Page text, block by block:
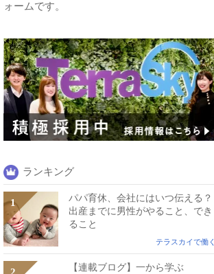
ォームです。
ランキング
パパ育休、会社にはいつ伝える？
出産までに男性がやること、でき
ること
テラスカイで働く
【連載ブログ】一から学ぶ